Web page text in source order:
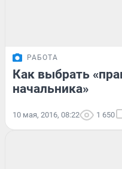
РАБОТА
Как выбрать
начальника»
10 мая, 2016, 08:22 1 650